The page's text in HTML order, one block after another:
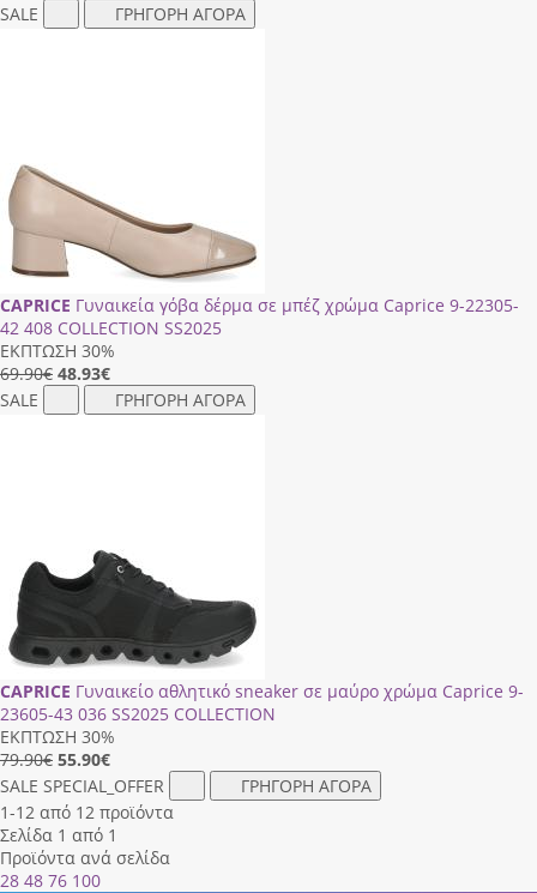
SALE
ΓΡΗΓΟΡΗ ΑΓΟΡΑ
CAPRICE Γυναικεία γόβα δέρμα σε μπέζ χρώμα Caprice 9-22305-
42 408 COLLECTION SS2025
ΕΚΠΤΩΣΗ 30%
69.90€ 48.93€
SALE
ΓΡΗΓΟΡΗ ΑΓΟΡΑ
CAPRICE Γυναικείο αθλητικό sneaker σε μαύρο χρώμα Caprice 9-
23605-43 036 SS2025 COLLECTION
ΕΚΠΤΩΣΗ 30%
79.90€ 55.90€
SALE SPECIAL_OFFER
ΓΡΗΓΟΡΗ ΑΓΟΡΑ
1-12 από 12 προϊόντα
Σελίδα 1 από 1
Προϊόντα ανά σελίδα
28 48 76 100